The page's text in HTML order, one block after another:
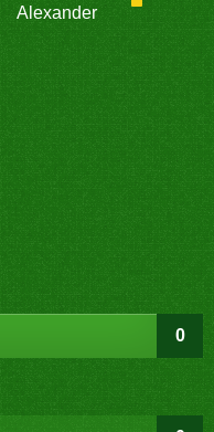
Alexander
0